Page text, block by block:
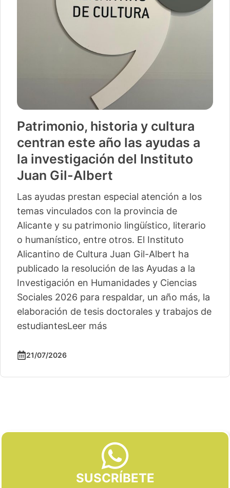
Patrimonio, historia y cultura
centran este año las ayudas a
la investigación del Instituto
Juan Gil-Albert
Las ayudas prestan especial atención a los
temas vinculados con la provincia de
Alicante y su patrimonio lingüístico, literario
o humanístico, entre otros. El Instituto
Alicantino de Cultura Juan Gil-Albert ha
publicado la resolución de las Ayudas a la
Investigación en Humanidades y Ciencias
Sociales 2026 para respaldar, un año más, la
elaboración de tesis doctorales y trabajos de
estudiantesLeer más
21/07/2026
SUSCRÍBETE